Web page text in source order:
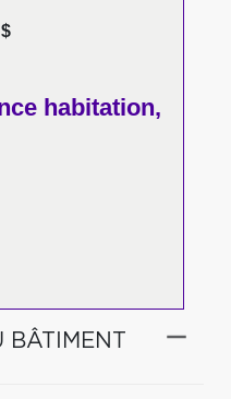
habitation,
BÂTIMENT